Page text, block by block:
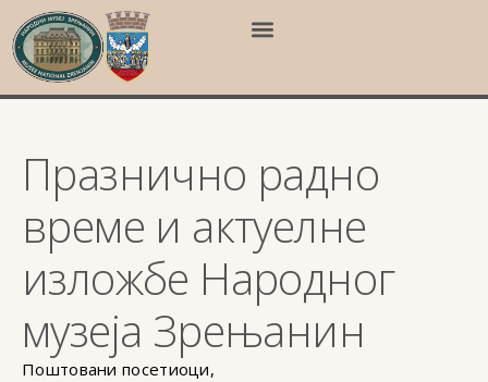
Празнично радно
време и актуелне
изложбе Народног
музеја Зрењанин
Поштовани посетиоци,